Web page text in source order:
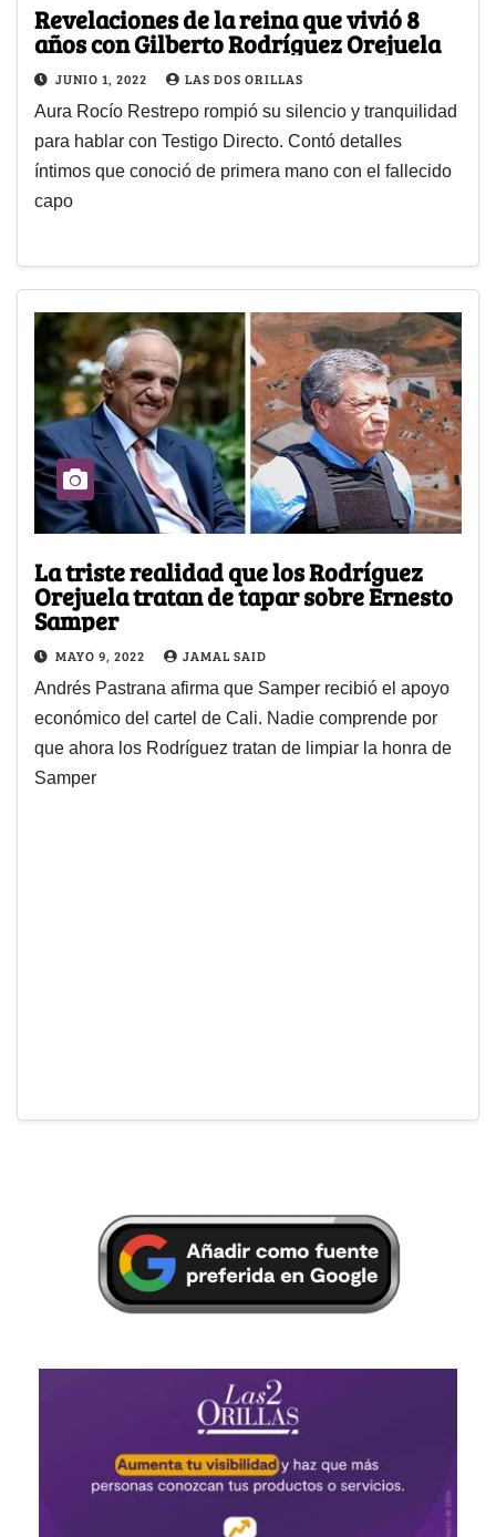
Revelaciones de la reina que vivió 8
años con Gilberto Rodríguez Orejuela
JUNIO 1, 2022 LAS DOS ORILLAS
Aura Rocío Restrepo rompió su silencio y tranquilidad
para hablar con Testigo Directo. Contó detalles
íntimos que conoció de primera mano con el fallecido
capo
La triste realidad que los Rodríguez
Orejuela tratan de tapar sobre Ernesto
Samper
MAYO 9, 2022 JAMAL SAID
Andrés Pastrana afirma que Samper recibió el apoyo
económico del cartel de Cali. Nadie comprende por
que ahora los Rodríguez tratan de limpiar la honra de
Samper